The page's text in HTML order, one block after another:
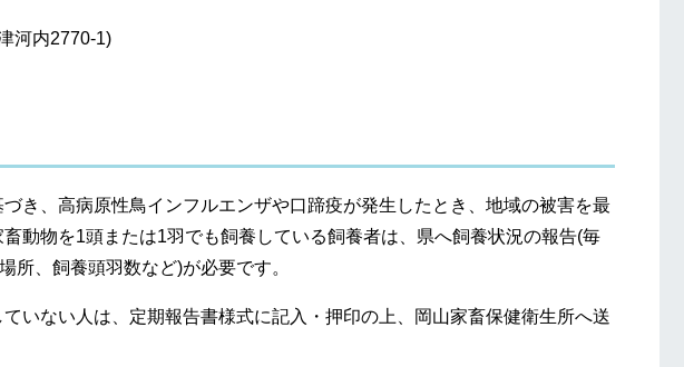
河内2770-1)
づき、高病原性鳥インフルエンザや口蹄疫が発生したとき、地域の被害を最
動物を1頭または1羽でも飼養している飼養者は、県へ飼養状況の報告(毎
所、飼養頭羽数など)が必要です。
いない人は、定期報告書様式に記入・押印の上、岡山家畜保健衛生所へ送